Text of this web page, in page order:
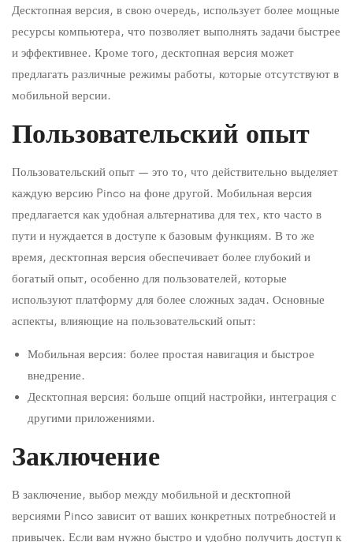
Десктопная версия, в свою очередь, использует более мощные
ресурсы компьютера, что позволяет выполнять задачи быстрее
и эффективнее. Кроме того, десктопная версия может
предлагать различные режимы работы, которые отсутствуют в
мобильной версии.
Пользовательский опыт
Пользовательский опыт — это то, что действительно выделяет
каждую версию Pinco на фоне другой. Мобильная версия
предлагается как удобная альтернатива для тех, кто часто в
пути и нуждается в доступе к базовым функциям. В то же
время, десктопная версия обеспечивает более глубокий и
богатый опыт, особенно для пользователей, которые
используют платформу для более сложных задач. Основные
аспекты, влияющие на пользовательский опыт:
Мобильная версия: более простая навигация и быстрое
внедрение.
Десктопная версия: больше опций настройки, интеграция с
другими приложениями.
Заключение
В заключение, выбор между мобильной и десктопной
версиями Pinco зависит от ваших конкретных потребностей и
привычек. Если вам нужно быстро и удобно получить доступ к